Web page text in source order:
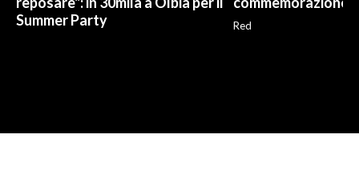
Summer Party
Red